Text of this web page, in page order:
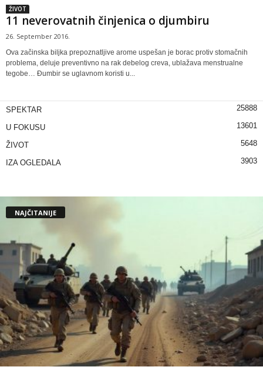
ŽIVOT
11 neverovatnih činjenica o djumbiru
26. September 2016.
Ova začinska biljka prepoznatljive arome uspešan je borac protiv stomačnih
problema, deluje preventivno na rak debelog creva, ublažava menstrualne
tegobe… Đumbir se uglavnom koristi u...
SPEKTAR 25888
U FOKUSU 13601
ŽIVOT 5648
IZA OGLEDALA 3903
NAJČITANIJE